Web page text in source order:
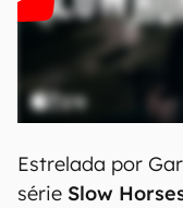
Estrelada por
série Slow